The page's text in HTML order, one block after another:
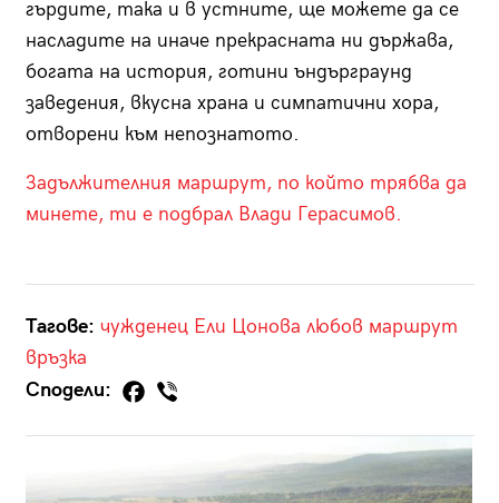
гърдите, така и в устните, ще можете да се
насладите на иначе прекрасната ни държава,
богата на история, готини ъндърграунд
заведения, вкусна храна и симпатични хора,
отворени към непознатото.
Задължителния маршрут, по който трябва да
минете, ти е подбрал Влади Герасимов.
Тагове: чужденец Ели Цонова любов маршрут
връзка
Сподели: